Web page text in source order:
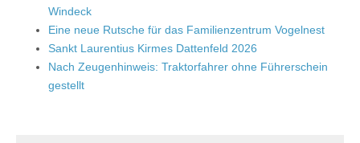
Windeck
Eine neue Rutsche für das Familienzentrum Vogelnest
Sankt Laurentius Kirmes Dattenfeld 2026
Nach Zeugenhinweis: Traktorfahrer ohne Führerschein
gestellt